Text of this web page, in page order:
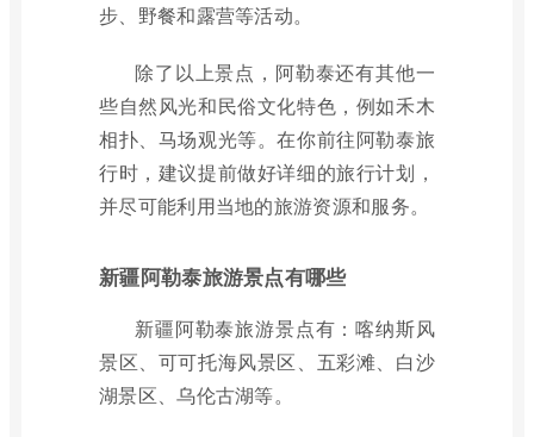
步、野餐和露营等活动。
除了以上景点，阿勒泰还有其他一
些自然风光和民俗文化特色，例如禾木
相扑、马场观光等。在你前往阿勒泰旅
行时，建议提前做好详细的旅行计划，
并尽可能利用当地的旅游资源和服务。
新疆阿勒泰旅游景点有哪些
新疆阿勒泰旅游景点有：喀纳斯风
景区、可可托海风景区、五彩滩、白沙
湖景区、乌伦古湖等。